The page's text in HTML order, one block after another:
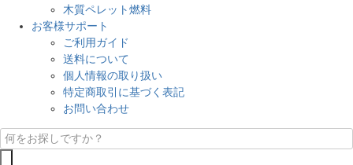
木質ペレット燃料
お客様サポート
ご利用ガイド
送料について
個人情報の取り扱い
特定商取引に基づく表記
お問い合わせ